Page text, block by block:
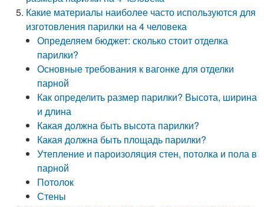
Какие материалы наиболее часто используются для
изготовления парилки на 4 человека
Определяем бюджет: сколько стоит отделка
парилки?
Основные требования к вагонке для отделки
парной
Как определить размер парилки? Высота, ширина
и длина
Какая должна быть высота парилки?
Какая должна быть площадь парилки?
Утепление и пароизоляция стен, потолка и пола в
парной
Потолок
Стены